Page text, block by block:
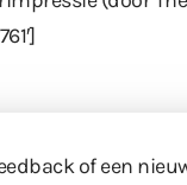
of een